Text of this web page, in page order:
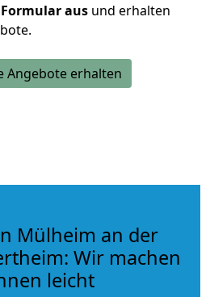
aus und erhalten
Angebote erhalten
Mülheim an der
Wir machen
leicht